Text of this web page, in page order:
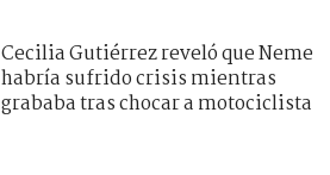
Cecilia Gutiérrez reveló que Neme
habría sufrido crisis mientras
grababa tras chocar a motociclista